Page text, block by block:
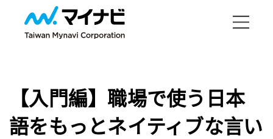
【入門編】職場で使う日本
語をもっとネイティブな言い